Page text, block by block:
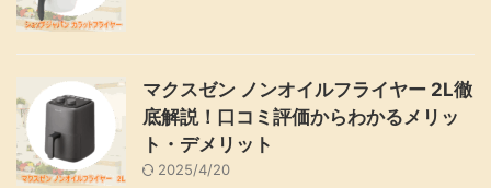
マクスゼン ノンオイルフライヤー 2L徹
底解説！口コミ評価からわかるメリッ
ト・デメリット
2025/4/20